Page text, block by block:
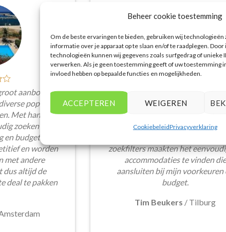
Beheer cookie toestemming
Om de beste ervaringen te bieden, gebruiken wij technologieën
informatie over je apparaat op te slaan en/of te raadplegen.
technologieën kunnen wij gegevens zoals surfgedrag of unieke
verwerken. Als je geen toestemming geeft of uw toestemming
invloed hebben op bepaalde functies en mogelijkheden.
ACCEPTEREN WEIGEREN
CookiebeleidPrivacyverklaring
aanbod van
populaire
Met handige
zoeken op
budget. De
en worden
met andere
dus altijd de
deal te pakken
Het aanbod van accommodaties
voordeligelastminutevakantie.nl
budgetvriendelijke hotels, de site
zoekfilters maakten het
accommodaties te vinden die
aansluiten bij mijn voorkeuren
budget.
Tim Beukers / Tilburg